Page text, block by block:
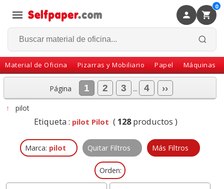
0
Material de Oficina Pizarras y Mobiliario Papel Máquinas
Volver
Página 1 2 3 ... 4 ››
↑ pilot
Etiqueta : pilot Pilot (128productos )
Marca: pilot Quitar Filtros Más Filtros
Orden: